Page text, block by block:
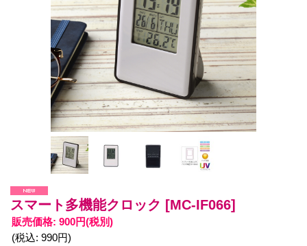
スマート多機能クロック [MC-IF066]
販売価格: 900円(税別)
(税込: 990円)